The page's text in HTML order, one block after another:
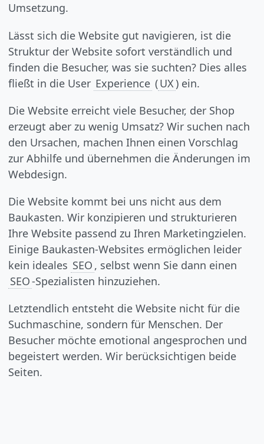
Umsetzung.
Lässt sich die Website gut navigieren, ist die
Struktur der Website sofort verständlich und
finden die Besucher, was sie suchten? Dies alles
fließt in die User Experience (UX) ein.
Die Website erreicht viele Besucher, der Shop
erzeugt aber zu wenig Umsatz? Wir suchen nach
den Ursachen, machen Ihnen einen Vorschlag
zur Abhilfe und übernehmen die Änderungen im
Webdesign.
Die Website kommt bei uns nicht aus dem
Baukasten. Wir konzipieren und strukturieren
Ihre Website passend zu Ihren Marketingzielen.
Einige Baukasten-Websites ermöglichen leider
kein ideales SEO , selbst wenn Sie dann einen
SEO-Spezialisten hinzuziehen.
Letztendlich entsteht die Website nicht für die
Suchmaschine, sondern für Menschen. Der
Besucher möchte emotional angesprochen und
begeistert werden. Wir berücksichtigen beide
Seiten.